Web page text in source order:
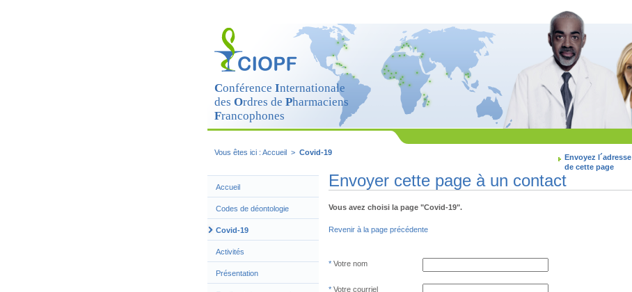
Conférence Internationale
des Ordres de Pharmaciens
Francophones
Envoyez l´adresse
de cette page
Vous êtes ici : Accueil > Covid-19
Accueil
Codes de déontologie
Covid-19
Activités
Présentation
Envoyer cette page à un contact
Vous avez choisi la page "Covid-19".
Revenir à la page précédente
Votre nom
Votre courriel